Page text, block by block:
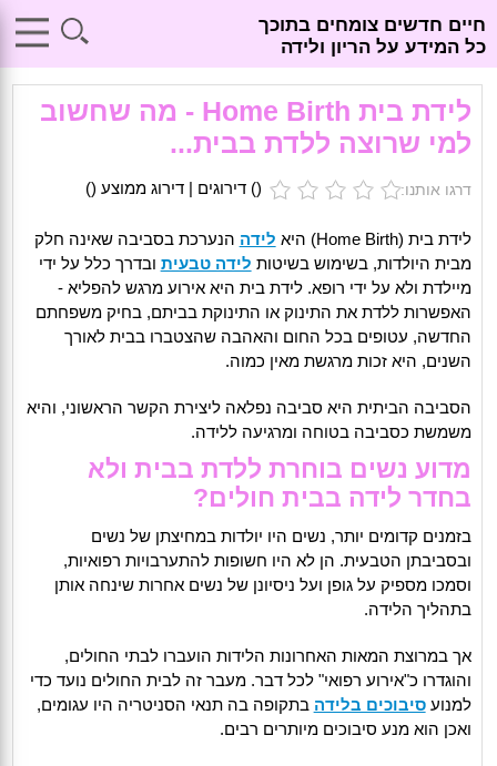
חיים חדשים צומחים בתוכך
כל המידע על הריון ולידה
לידת בית Home Birth - מה שחשוב
למי שרוצה ללדת בבית...
דרגו אותנו: () דירוגים | דירוג ממוצע ()
לידת בית (Home Birth) היא לידה הנערכת בסביבה שאינה חלק
מבית היולדות, בשימוש בשיטות לידה טבעית ובדרך כלל על ידי
מיילדת ולא על ידי רופא. לידת בית היא אירוע מרגש להפליא -
האפשרות ללדת את התינוק או התינוקת בביתם, בחיק משפחתם
החדשה, עטופים בכל החום והאהבה שהצטברו בבית לאורך
השנים, היא זכות מרגשת מאין כמוה.
הסביבה הביתית היא סביבה נפלאה ליצירת הקשר הראשוני, והיא
משמשת כסביבה בטוחה ומרגיעה ללידה.
מדוע נשים בוחרת ללדת בבית ולא
בחדר לידה בבית חולים?
בזמנים קדומים יותר, נשים היו יולדות במחיצתן של נשים
ובסביבתן הטבעית. הן לא היו חשופות להתערבויות רפואיות,
וסמכו מספיק על גופן ועל ניסיונן של נשים אחרות שינחה אותן
בתהליך הלידה.
אך במרוצת המאות האחרונות הלידות הועברו לבתי החולים,
והוגדרו כ"אירוע רפואי" לכל דבר. מעבר זה לבית החולים נועד כדי
למנועסיבוכים בלידה בתקופה בה תנאי הסניטריה היו עגומים,
ואכן הוא מנע סיבוכים מיותרים רבים.